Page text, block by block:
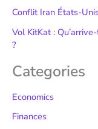
Conflit Iran États-
Vol KitKat :
?
Categories
Economics
Finances